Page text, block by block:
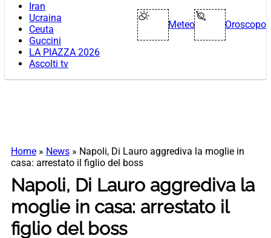
Iran
Ucraina
Ceuta
Guccini
LA PIAZZA 2026
Ascolti tv
Meteo Oroscopo
Home » News » Napoli, Di Lauro aggrediva la moglie in
casa: arrestato il figlio del boss
Napoli, Di Lauro aggrediva la
moglie in casa: arrestato il
figlio del boss